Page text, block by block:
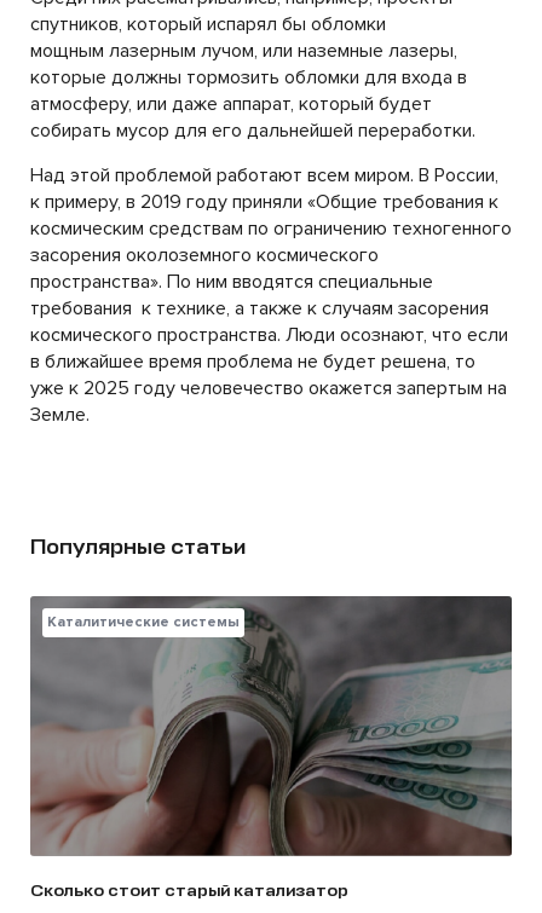
спутников, который испарял бы обломки
мощным лазерным лучом, или наземные лазеры,
которые должны тормозить обломки для входа в
атмосферу, или даже аппарат, который будет
собирать мусор для его дальнейшей переработки.
Над этой проблемой работают всем миром. В России,
к примеру, в 2019 году приняли «Общие требования к
космическим средствам по ограничению техногенного
засорения околоземного космического
пространства». По ним вводятся специальные
требования к технике, а также к случаям засорения
космического пространства. Люди осознают, что если
в ближайшее время проблема не будет решена, то
уже к 2025 году человечество окажется запертым на
Земле.
Популярные статьи
Каталитические системы
Сколько стоит старый катализатор